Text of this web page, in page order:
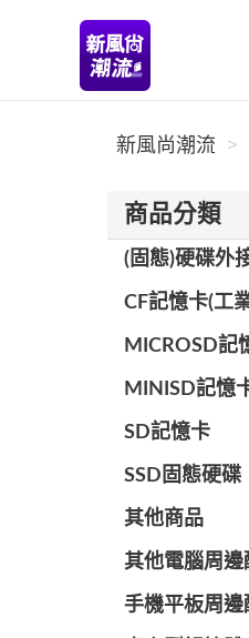
新風尚潮流
新風尚潮流
商品分類
(固態)硬碟外
CF記憶卡(工
MICROSD記
MINISD記憶
SD記憶卡
SSD固態硬碟
其他商品
其他電腦周邊
手機平板周邊